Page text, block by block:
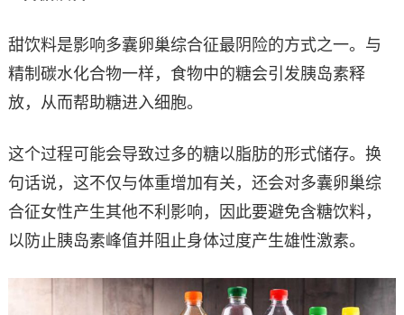
甜饮料是影响多囊卵巢综合征最阴险的方式之一。与
精制碳水化合物一样，食物中的糖会引发胰岛素释
放，从而帮助糖进入细胞。
这个过程可能会导致过多的糖以脂肪的形式储存。换
句话说，这不仅与体重增加有关，还会对多囊卵巢综
合征女性产生其他不利影响，因此要避免含糖饮料，
以防止胰岛素峰值并阻止身体过度产生雄性激素。